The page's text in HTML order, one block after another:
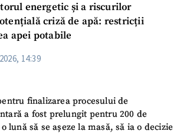
energetic și a riscurilor
criză de apă: restricții
apei potabile
14:39
finalizarea procesului de
a fost prelungit pentru 200 de
lună să se așeze la masă, să ia o decizie